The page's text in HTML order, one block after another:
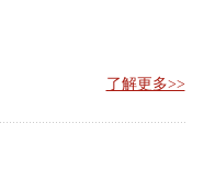
了解更多>>